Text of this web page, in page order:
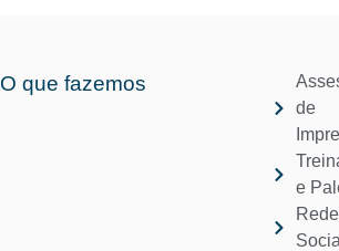
O que fazemos
de
e